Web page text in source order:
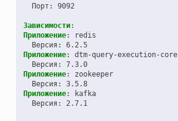
Порт : 9092
Зависимости:
Приложение:
redis
Версия :
6.2.5
Приложение:
dtm-query-execution-core
Версия :
7.3.0
Приложение:
zookeeper
Версия :
3.5.8
Приложение:
kafka
Версия : 2.7.1